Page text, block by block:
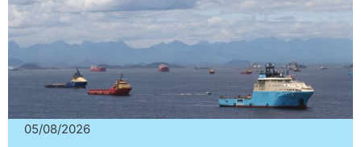
05/08/2026